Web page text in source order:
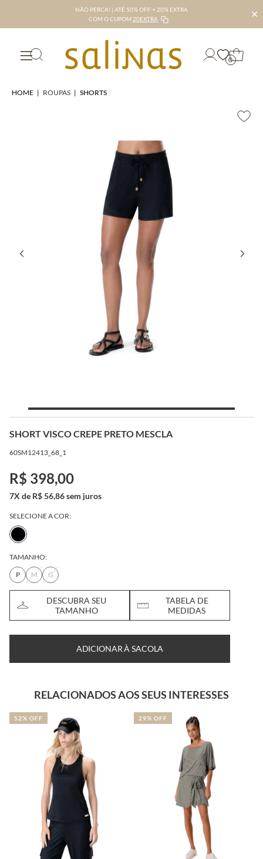
NÃO PERCA! | ATÉ 50% OFF + 20% EXTRA
COM O CUPOM 20EXTRA ✕
0
HOME | ROUPAS | SHORTS
SHORT VISCO CREPE PRETO MESCLA
60SM12413_68_1
R$ 398,00
7X de R$ 56,86 sem juros
SELECIONE A COR:
TAMANHO:
P
M G
DESCUBRA SEU
TAMANHO
TABELA DE
MEDIDAS
ADICIONAR À SACOLA
RELACIONADOS AOS SEUS INTERESSES
52% OFF 29% OFF